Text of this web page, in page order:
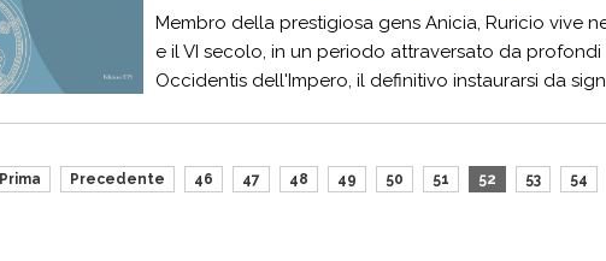
Membro della prestigiosa gens Anicia, Ruricio vive
e il VI secolo, in un periodo attraversato da
Occidentis dell'Impero, il definitivo instaurarsi da
Prima Precedente 46 47 48 49 50 51 52 53 54